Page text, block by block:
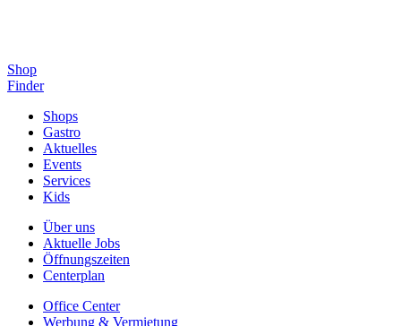
Shop
Finder
Shops
Gastro
Aktuelles
Events
Services
Kids
Über uns
Aktuelle Jobs
Öffnungszeiten
Centerplan
Office Center
Werbung & Vermietung